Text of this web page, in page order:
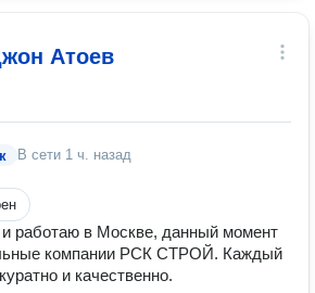
Атоев
В сети 1 ч. назад
работаю в Москве, данный момент
компании РСК СТРОЙ. Каждый
и качественно.